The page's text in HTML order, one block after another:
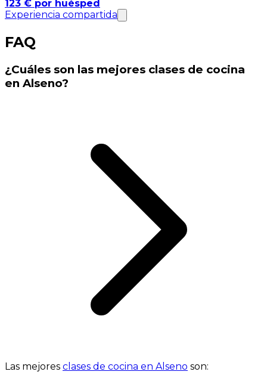
123 € por huésped
Experiencia compartida
FAQ
¿Cuáles son las mejores clases de cocina
en Alseno?
Las mejores clases de cocina en Alseno son: